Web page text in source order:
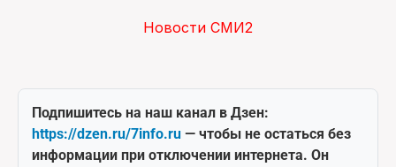
Новости СМИ2
Подпишитесь на наш канал в Дзен:
https://dzen.ru/7info.ru — чтобы не остаться без
информации при отключении интернета. Он